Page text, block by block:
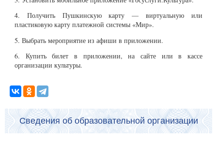
4. Получить Пушкинскую карту — виртуальную или
пластиковую карту платежной системы «Мир».
5. Выбрать мероприятие из афиши в приложении.
6. Купить билет в приложении, на сайте или в кассе
организации культуры.
Сведения об образовательной организации